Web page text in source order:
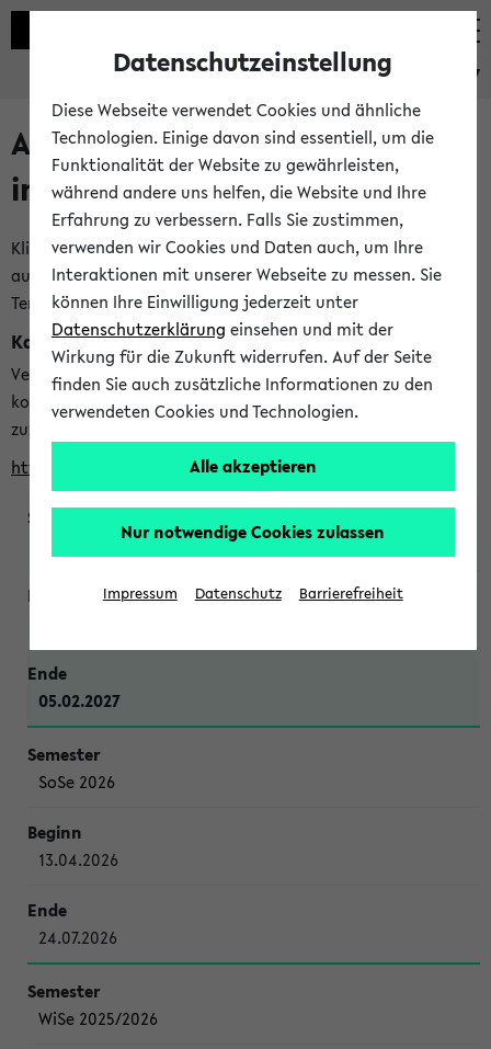
eKVV
Alle veröffentlichten Semester
im eKVV
Klicken Sie auf das Semester, welches Sie für Ihre Sitzung
auswählen möchten. Bitte beachten Sie auch die weiteren
Termine imKalender der Lehrplanung
Kalenderintegration
Verwenden Sie die folgende Adresse, um mit einer
kompatiblen Kalenderanwendung auf die Vorlesungszeiten
zuzugreifen (nähere Informationen
finden Sie hier
https://ekvv.uni-bielefeld.de/ws/calendar?vz
WiSe 2026/2027
05.02.2027
SoSe 2026
13.04.2026
24.07.2026
WiSe 2025/2026
Datenschutzeinstellung
Diese Webseite verwendet Cookies und ähnliche
Technologien. Einige davon sind essentiell, um die
Funktionalität der Website zu gewährleisten,
während andere uns helfen, die Website und Ihre
Erfahrung zu verbessern. Falls Sie zustimmen,
verwenden wir Cookies und Daten auch, um Ihre
Interaktionen mit unserer Webseite zu messen. Sie
können Ihre Einwilligung jederzeit unter
Datenschutzerklärung einsehen und mit der
Wirkung für die Zukunft widerrufen. Auf der Seite
finden Sie auch zusätzliche Informationen zu den
verwendeten Cookies und Technologien.
Alle akzeptieren
Nur notwendige Cookies zulassen
Impressum Datenschutz Barrierefreiheit